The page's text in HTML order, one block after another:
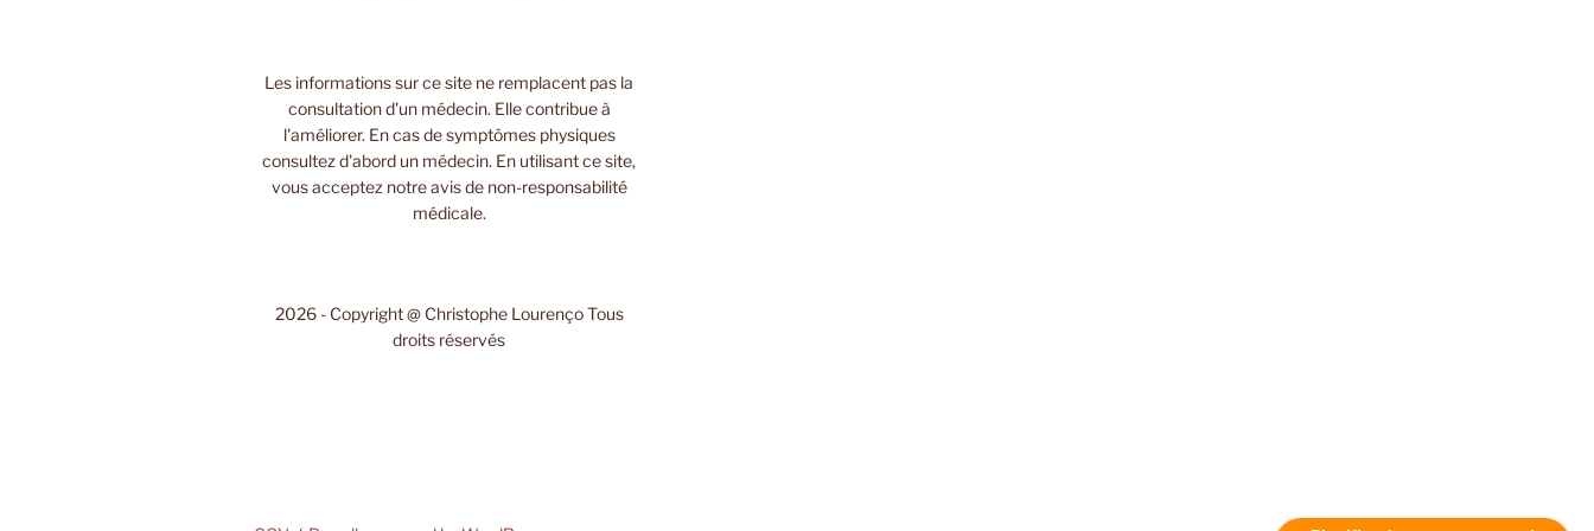
Les informations sur ce site ne remplacent pas la
consultation d'un médecin. Elle contribue à
l'améliorer. En cas de symptômes physiques
consultez d'abord un médecin. En utilisant ce site,
vous acceptez notre avis de non-responsabilité
médicale.
2026 - Copyright @ Christophe Lourenço Tous
droits réservés